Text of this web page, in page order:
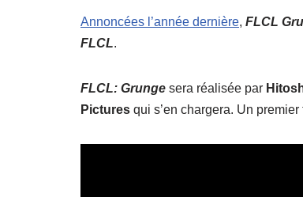
Annoncées l’année dernière, FLCL
FLCL.
FLCL: Grunge sera réalisée par
Pictures qui s’en chargera. Un